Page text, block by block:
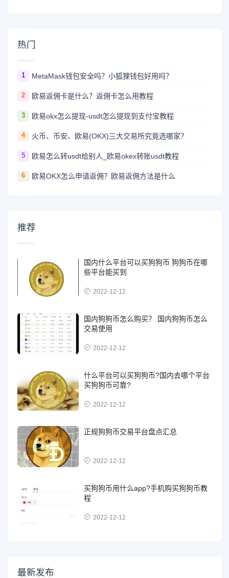
热门
1 MetaMask钱包安全吗？小狐狸钱包好用吗？
2 欧易返佣卡是什么？返佣卡怎么用教程
3 欧易okx怎么提现-usdt怎么提现到支付宝教程
4 火币、币安、欧易(OKX)三大交易所究竟选哪家？
5 欧易怎么转usdt给别人_欧易okex转账usdt教程
6 欧易OKX怎么申请返佣？欧易返佣方法是什么
推荐
国内什么平台可以买狗狗币 狗狗币在哪
些平台能买到
2022-12-12
国内狗狗币怎么购买？ 国内狗狗币怎么
交易使用
2022-12-12
什么平台可以买狗狗币?国内去哪个平台
买狗狗币可靠?
2022-12-12
正规狗狗币交易平台盘点汇总
2022-12-12
买狗狗币用什么app?手机购买狗狗币教
程
2022-12-12
最新发布